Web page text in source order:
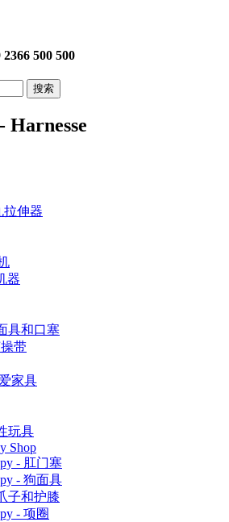
2366 500 500
搜索
Harnesse
拉伸器
器
具和口塞
操带
家具
玩具
Shop
- 肛门塞
- 狗面具
子和护膝
- 项圈